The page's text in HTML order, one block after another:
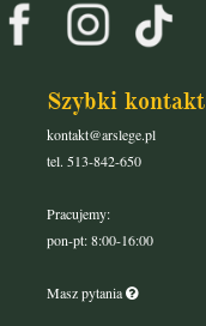
Szybki kontakt
kontakt@arslege.pl
tel. 513-842-650
Pracujemy:
pon-pt: 8:00-16:00
Masz pytania